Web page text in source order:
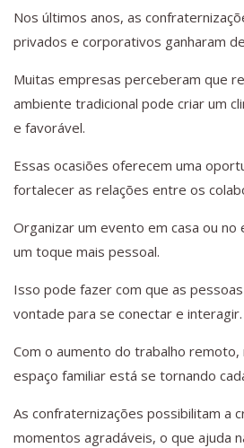
Nos últimos anos, as
privados e corporativos ganharam
Muitas empresas perceberam que
ambiente tradicional pode criar um
e favorável.
Essas ocasiões oferecem uma
fortalecer as relações entre os
Organizar um evento em casa ou
um toque mais pessoal.
Isso pode fazer com que as
vontade para se conectar e interagir.
Com o aumento do trabalho remoto,
espaço familiar está se tornando
As confraternizações possibilitam a
momentos agradáveis, o que ajuda